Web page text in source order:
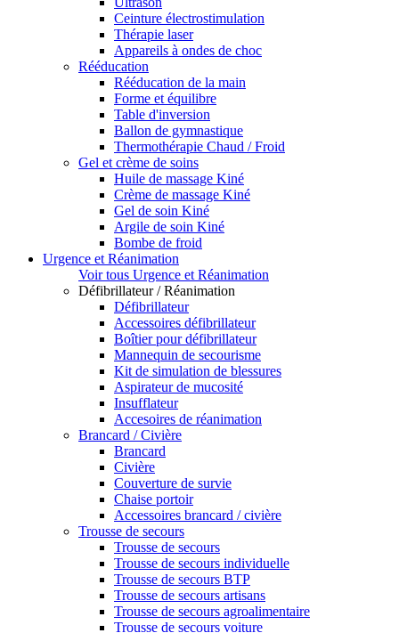
Ceinture électrostimulation
Thérapie laser
Appareils à ondes de choc
Rééducation
Rééducation de la main
Forme et équilibre
Table d'inversion
Ballon de gymnastique
Thermothérapie Chaud / Froid
Gel et crème de soins
Huile de massage Kiné
Crème de massage Kiné
Gel de soin Kiné
Argile de soin Kiné
Bombe de froid
Urgence et Réanimation
Voir tous Urgence et Réanimation
Défibrillateur / Réanimation
Défibrillateur
Accessoires défibrillateur
Boîtier pour défibrillateur
Mannequin de secourisme
Kit de simulation de blessures
Aspirateur de mucosité
Insufflateur
Accesoires de réanimation
Brancard / Civière
Brancard
Civière
Couverture de survie
Chaise portoir
Accessoires brancard / civière
Trousse de secours
Trousse de secours
Trousse de secours individuelle
Trousse de secours BTP
Trousse de secours artisans
Trousse de secours agroalimentaire
Trousse de secours voiture